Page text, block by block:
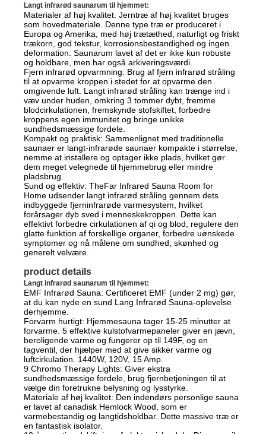
Langt infrarød saunarum til hjemmet:
Materialer af høj kvalitet: Jerntræ af høj kvalitet bruges
som hovedmateriale. Denne type træ er produceret i
Europa og Amerika, med høj trætæthed, naturligt og friskt
trækorn, god tekstur, korrosionsbestandighed og ingen
deformation. Saunarum lavet af det er ikke kun robuste
og holdbare, men har også arkiveringsværdi.
Fjern infrarød opvarmning: Brug af fjern infrarød stråling
til at opvarme kroppen i stedet for at opvarme den
omgivende luft. Langt infrarød stråling kan trænge ind i
væv under huden, omkring 3 tommer dybt, fremme
blodcirkulationen, fremskynde stofskiftet, forbedre
kroppens egen immunitet og bringe unikke
sundhedsmæssige fordele.
Kompakt og praktisk: Sammenlignet med traditionelle
saunaer er langt-infrarøde saunaer kompakte i størrelse,
nemme at installere og optager ikke plads, hvilket gør
dem meget velegnede til hjemmebrug eller mindre
pladsbrug.
Sund og effektiv: TheFar Infrared Sauna Room for
Home udsender langt infrarød stråling gennem dets
indbyggede fjerninfrarøde varmesystem, hvilket
forårsager dyb sved i menneskekroppen. Dette kan
effektivt forbedre cirkulationen af ​​qi og blod, regulere den
glatte funktion af forskellige organer, forbedre uønskede
symptomer og nå målene om sundhed, skønhed og
generelt velvære.
product details
Langt infrarød saunarum til hjemmet:
EMF Infrarød Sauna: Certificeret EMF (under 2 mg) gør,
at du kan nyde en sund Lang Infrarød Sauna-oplevelse
derhjemme.
Forvarm hurtigt: Hjemmesauna tager 15-25 minutter at
forvarme. 5 effektive kulstofvarmepaneler giver en jævn,
beroligende varme og fungerer op til 149F, og en
tagventil, der hjælper med at give sikker varme og
luftcirkulation. 1440W, 120V, 15 Amp.
9 Chromo Therapy Lights: Giver ekstra
sundhedsmæssige fordele, brug fjernbetjeningen til at
vælge din foretrukne belysning og lysstyrke.
Materiale af høj kvalitet: Den indendørs personlige sauna
er lavet af canadisk Hemlock Wood, som er
varmebestandig og langtidsholdbar. Dette massive træ er
en fantastisk isolator.